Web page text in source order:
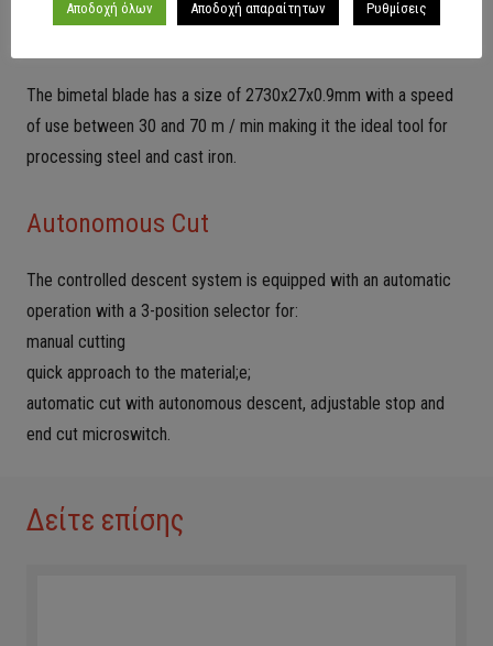
The bimetal blade has a size of 2730x27x0.9mm with a speed
of use between 30 and 70 m / min making it the ideal tool for
processing steel and cast iron.
Autonomous Cut
The controlled descent system is equipped with an automatic
operation with a 3-position selector for:
manual cutting
quick approach to the material;e;
automatic cut with autonomous descent, adjustable stop and
end cut microswitch.
Δείτε επίσης
Αποδοχή όλων Αποδοχή απαραίτητων Ρυθμίσεις